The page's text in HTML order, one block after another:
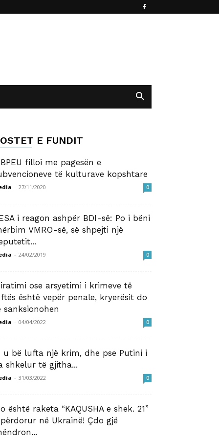
E FUNDIT
filloi me pagesën e
të kulturave kopshtare
- 27/11/2020 0
i reagon ashpër BDI-së: Po i bëni
VMRO-së, së shpejti një
- 24/02/2019 0
ose arsyetimi i krimeve të
është vepër penale, kryerësit do
sanksionohen
- 04/04/2022 0
u bë lufta një krim, dhe pse Putini i
shkelur të gjitha...
- 31/03/2022 0
është raketa “KAQUSHA e shek. 21”
në Ukrainë! Çdo gjë